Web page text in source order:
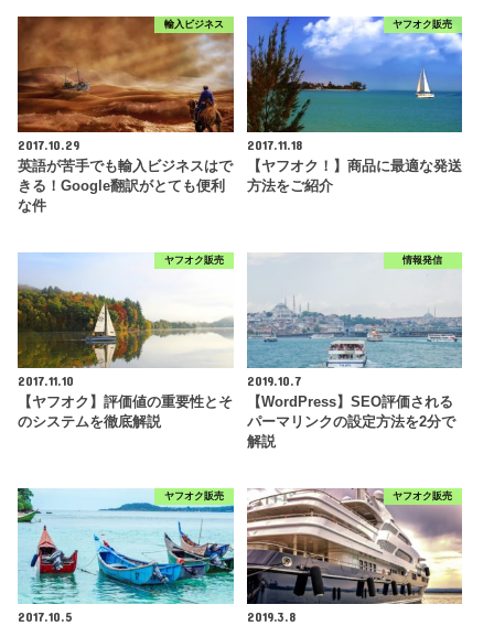
輸入ビジネス
2017.10.29
英語が苦手でも輸入ビジネスはで
きる！Google翻訳がとても便利
な件
ヤフオク販売
2017.11.18
【ヤフオク！】商品に最適な発送
方法をご紹介
ヤフオク販売
2017.11.10
【ヤフオク】評価値の重要性とそ
のシステムを徹底解説
情報発信
2019.10.7
【WordPress】SEO評価される
パーマリンクの設定方法を2分で
解説
ヤフオク販売
2017.10.5
ヤフオク販売
2019.3.8